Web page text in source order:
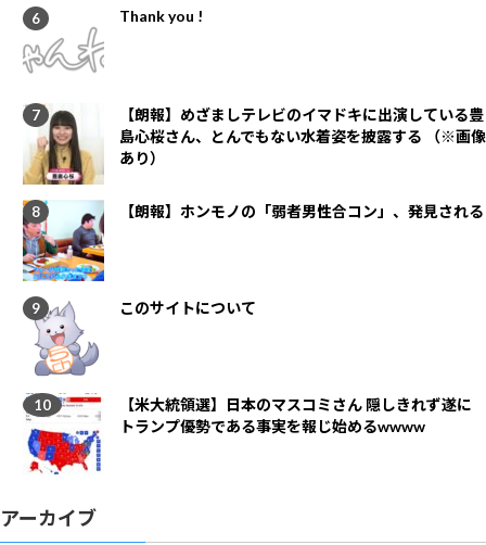
Thank you !
【朗報】めざましテレビのイマドキに出演している豊
島心桜さん、とんでもない水着姿を披露する （※画像
あり）
【朗報】ホンモノの「弱者男性合コン」、発見される
このサイトについて
【米大統領選】日本のマスコミさん 隠しきれず遂に
トランプ優勢である事実を報じ始めるwwww
アーカイブ